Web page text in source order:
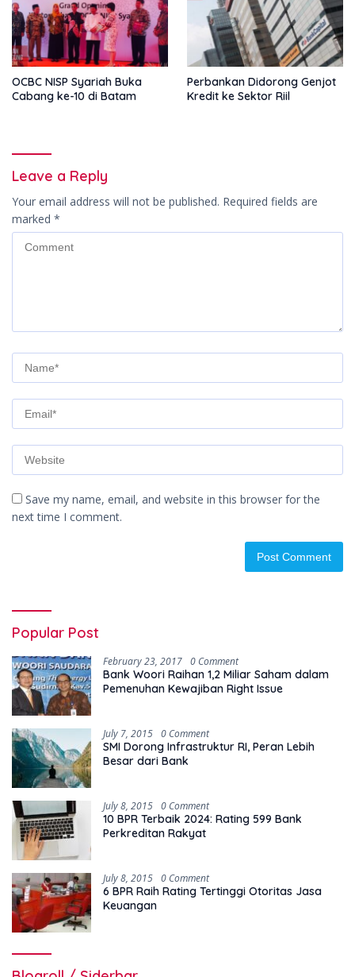
OCBC NISP Syariah Buka
Cabang ke-10 di Batam
Perbankan Didorong Genjot
Kredit ke Sektor Riil
Leave a Reply
Your email address will not be published. Required fields are
marked *
Save my name, email, and website in this browser for the
next time I comment.
Popular Post
February 23, 2017 0 Comment
Bank Woori Raihan 1,2 Miliar Saham dalam
Pemenuhan Kewajiban Right Issue
July 7, 2015 0 Comment
SMI Dorong Infrastruktur RI, Peran Lebih
Besar dari Bank
July 8, 2015 0 Comment
10 BPR Terbaik 2024: Rating 599 Bank
Perkreditan Rakyat
July 8, 2015 0 Comment
6 BPR Raih Rating Tertinggi Otoritas Jasa
Keuangan